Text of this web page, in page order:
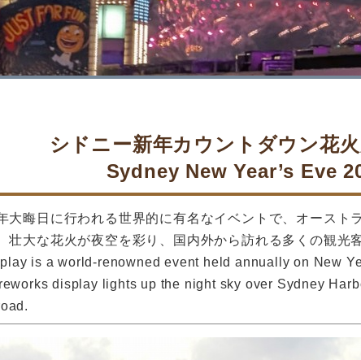
シドニー新年カウントダウン花
Sydney New Year’s Eve
大晦日に行われる世界的に有名なイベントで、オースト
壮大な花火が夜空を彩り、国内外から訪れる多くの観光
is a world-renowned event held annually on New
display lights up the night sky over Sydney